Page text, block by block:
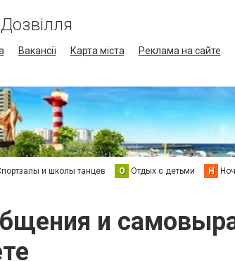
Дозвілля
Вакансії Карта міста
Реклама на сайте
и школы танцев О Отдых с детьми Н
и